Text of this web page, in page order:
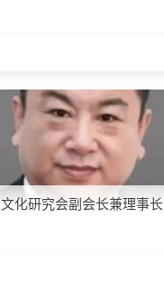
化研究会副会长兼理事长